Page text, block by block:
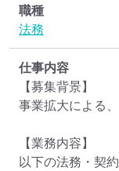
職種
法務
仕事内容
【募集背景】
事業拡大による
【業務内容】
以下の法務・契